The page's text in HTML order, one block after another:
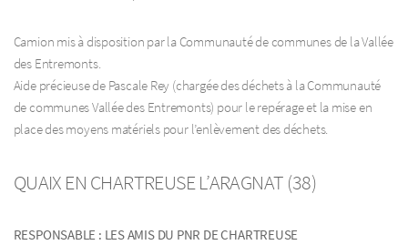
Camion mis à disposition par la Communauté de communes de la Vallée
des Entremonts.
Aide précieuse de Pascale Rey (chargée des déchets à la Communauté
de communes Vallée des Entremonts) pour le repérage et la mise en
place des moyens matériels pour l’enlèvement des déchets.
QUAIX EN CHARTREUSE L’ARAGNAT (38)
RESPONSABLE : LES AMIS DU PNR DE CHARTREUSE